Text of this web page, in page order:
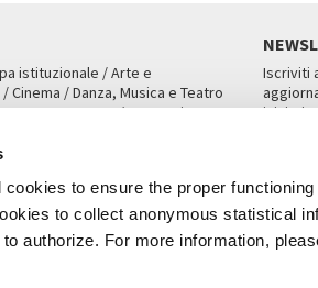
to ensure the proper
to collect anonymous statistical
authorize. For more information,
istituzionale / Arte e
Cinema / Danza, Musica e Teatro
San Marco 1364/A, Venezia
Iscriviti